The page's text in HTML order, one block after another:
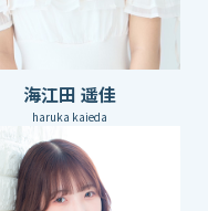
海江田 遥佳
haruka kaieda